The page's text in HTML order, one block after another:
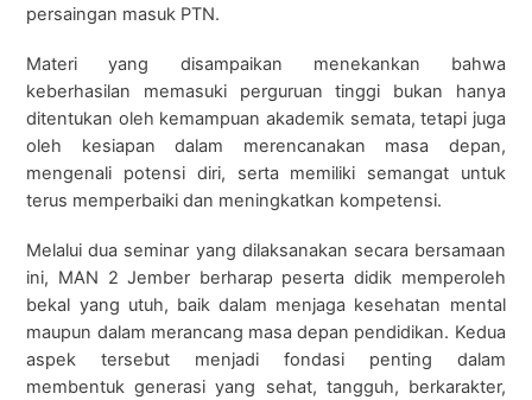
persaingan masuk PTN.
Materi yang disampaikan menekankan bahwa
keberhasilan memasuki perguruan tinggi bukan hanya
ditentukan oleh kemampuan akademik semata, tetapi juga
oleh kesiapan dalam merencanakan masa depan,
mengenali potensi diri, serta memiliki semangat untuk
terus memperbaiki dan meningkatkan kompetensi.
Melalui dua seminar yang dilaksanakan secara bersamaan
ini, MAN 2 Jember berharap peserta didik memperoleh
bekal yang utuh, baik dalam menjaga kesehatan mental
maupun dalam merancang masa depan pendidikan. Kedua
aspek tersebut menjadi fondasi penting dalam
membentuk generasi yang sehat, tangguh, berkarakter,